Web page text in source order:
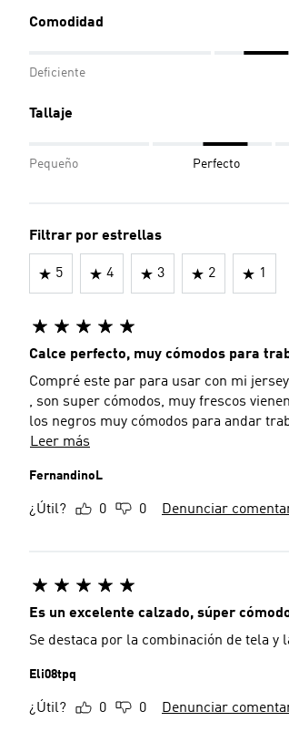
Comodidad
Deficiente
Tallaje
Pequeño Perfecto
Filtrar por estrellas
5 4 3 2 1
Calce perfecto, muy cómodos para
Compré este par para usar con mi
, son super cómodos, muy frescos
los negros muy cómodos para andar
Leer más
FernandinoL
¿Útil? 0 0 Denunciar
Es un excelente calzado, súper
Se destaca por la combinación de tela y
Eli08tpq
¿Útil? 0 0 Denunciar